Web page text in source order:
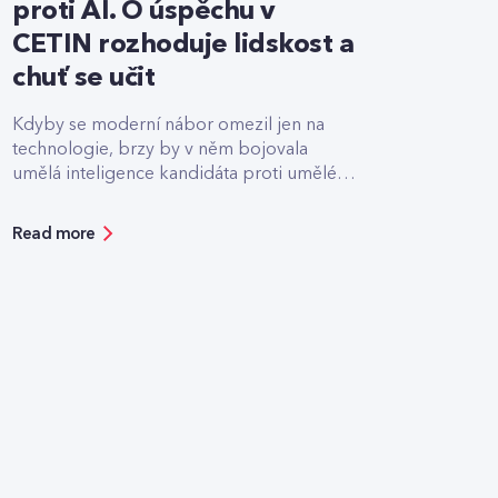
proti AI. O úspěchu v
CETIN rozhoduje lidskost a
chuť se učit
Kdyby se moderní nábor omezil jen na
technologie, brzy by v něm bojovala
umělá inteligence kandidáta proti umělé
Read more